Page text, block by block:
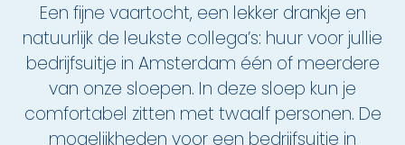
Utrecht
Rotterdam
Haarlem
Een fijne vaartocht, een lekker drankje en
natuurlijk de leukste collega’s: huur voor jullie
bedrijfsuitje in Amsterdam één of meerdere
van onze sloepen. In deze sloep kun je
comfortabel zitten met twaalf personen. De
mogelijkheden voor een bedrijfsuitje in